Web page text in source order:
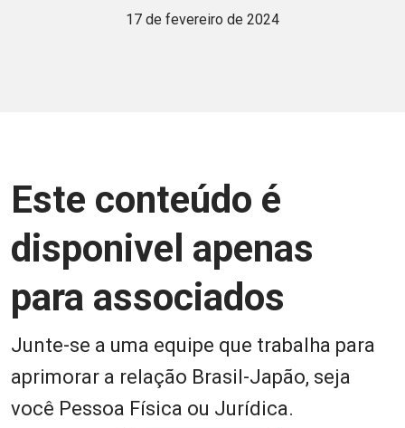
17 de fevereiro de 2024
Este conteúdo é
disponivel apenas
para associados
Junte-se a uma equipe que trabalha para
aprimorar a relação Brasil-Japão, seja
você Pessoa Física ou Jurídica.